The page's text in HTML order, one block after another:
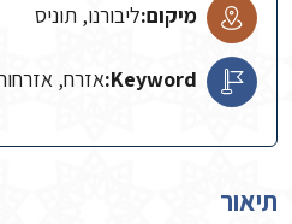
מיקום:ליבורנו, תוניס
Keyword: אזרח,
תיאור